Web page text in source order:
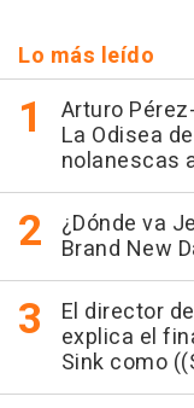
Lo más leído
Arturo
La Odisea
nolanescas
¿Dónde va
Brand New
El director
explica el
Sink como